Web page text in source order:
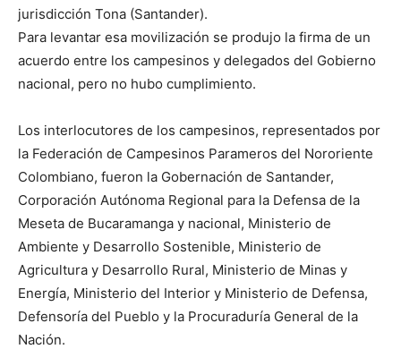
jurisdicción Tona (Santander).
Para levantar esa movilización se produjo la firma de un
acuerdo entre los campesinos y delegados del Gobierno
nacional, pero no hubo cumplimiento.
Los interlocutores de los campesinos, representados por
la Federación de Campesinos Parameros del Nororiente
Colombiano, fueron la Gobernación de Santander,
Corporación Autónoma Regional para la Defensa de la
Meseta de Bucaramanga y nacional, Ministerio de
Ambiente y Desarrollo Sostenible, Ministerio de
Agricultura y Desarrollo Rural, Ministerio de Minas y
Energía, Ministerio del Interior y Ministerio de Defensa,
Defensoría del Pueblo y la Procuraduría General de la
Nación.